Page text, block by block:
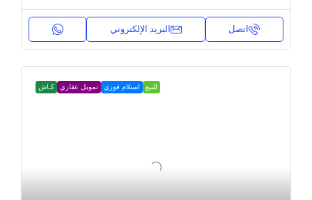
اتصل البريد الإلكتروني
للبيع استلام فوري تمويل عقاري كـاش